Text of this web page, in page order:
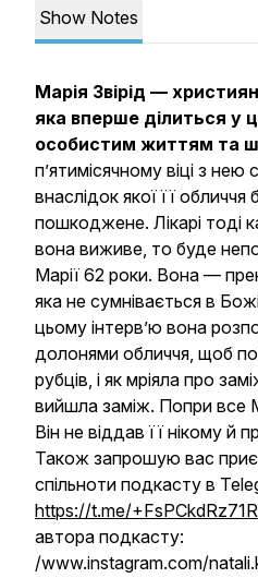
Show Notes
Марія Звірід —
яка вперше ділиться у
особистим життям та
п’ятимісячному віці з нею
внаслідок якої її обличчя
пошкоджене. Лікарі тоді
вона виживе, то буде
Марії 62 роки. Вона —
яка не сумнівається в
цьому інтерв’ю вона
долонями обличчя, щоб
рубців, і як мріяла про
вийшла заміж. Попри все
Він не віддав її нікому й
Також запрошую вас
спільноти подкасту в
https://t.me/
автора подкасту:
/www.instagram.com/